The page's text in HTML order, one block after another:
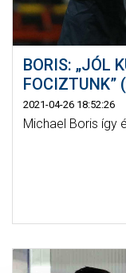
BORIS: „JÓL
FOCIZTUNK”
2021-04-26 18:52:26
Michael Boris így